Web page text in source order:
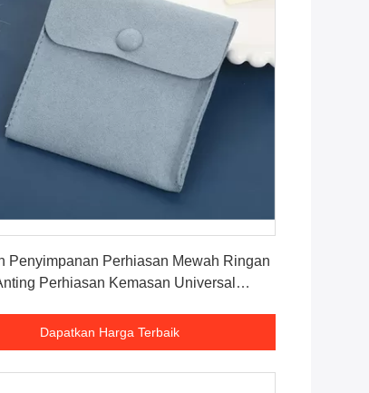
Penyimpanan Perhiasan Mewah Ringan
Perhiasan Kemasan Universal
Dapatkan Harga Terbaik